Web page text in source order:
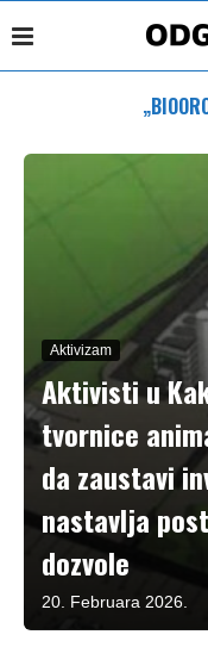
Aktivizam
Aktivisti u
tvornice
da zaustavi
nastavlja
dozvole
20. Februara 2026.